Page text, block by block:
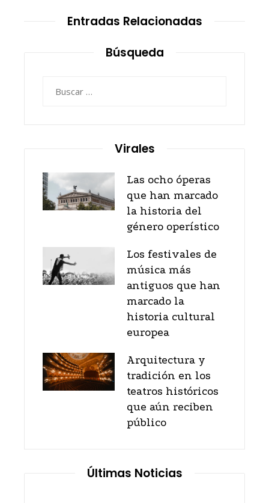
Entradas Relacionadas
Búsqueda
Virales
Las ocho óperas
que han marcado
la historia del
género operístico
Los festivales de
música más
antiguos que han
marcado la
historia cultural
europea
Arquitectura y
tradición en los
teatros históricos
que aún reciben
público
Últimas Noticias